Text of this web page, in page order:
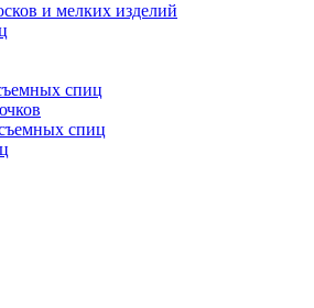
и мелких изделий
спиц
спиц